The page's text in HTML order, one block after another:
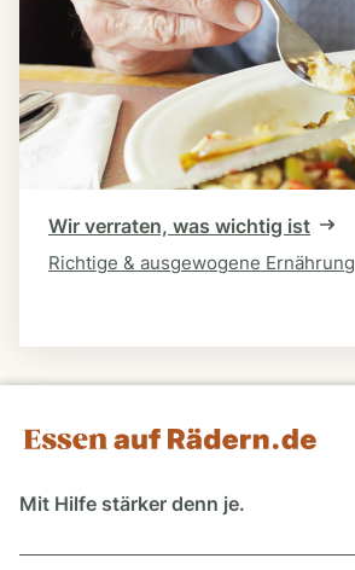
Wir verraten, was wichtig ist
Richtige & ausgewogene Ernährung
Mit Hilfe stärker denn je.